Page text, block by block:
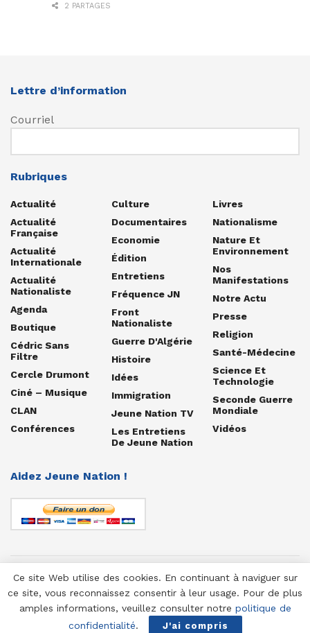
2 PARTAGES
Lettre d’information
Courriel
Rubriques
Actualité
Actualité
Française
Actualité
Internationale
Actualité
Nationaliste
Agenda
Boutique
Cédric Sans
Filtre
Cercle Drumont
Ciné – Musique
CLAN
Conférences
Culture
Documentaires
Economie
Édition
Entretiens
Fréquence JN
Front
Nationaliste
Guerre D'Algérie
Histoire
Idées
Immigration
Jeune Nation TV
Les Entretiens
De Jeune Nation
Livres
Nationalisme
Nature Et
Environnement
Nos
Manifestations
Notre Actu
Presse
Religion
Santé-Médecine
Science Et
Technologie
Seconde Guerre
Mondiale
Vidéos
Aidez Jeune Nation !
© 1958-2025 Jeune Nation
Ce site Web utilise des cookies. En continuant à naviguer sur
ce site, vous reconnaissez consentir à leur usage. Pour de plus
amples informations, veuillez consulter notre politique de
confidentialité. J'ai compris